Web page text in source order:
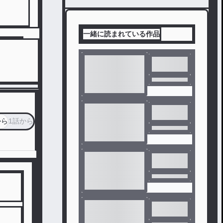
1話から
一緒に読まれている作品